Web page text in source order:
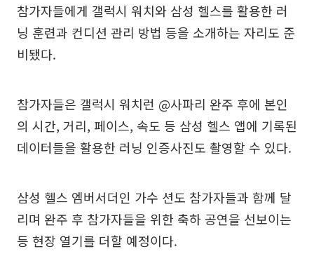
참가자들에게 갤럭시 워치와 삼성 헬스를 활용한 러
닝 훈련과 컨디션 관리 방법 등을 소개하는 자리도 준
비됐다.
참가자들은 갤럭시 워치런 @사파리 완주 후에 본인
의 시간, 거리, 페이스, 속도 등 삼성 헬스 앱에 기록된
데이터들을 활용한 러닝 인증사진도 촬영할 수 있다.
삼성 헬스 엠버서더인 가수 션도 참가자들과 함께 달
리며 완주 후 참가자들을 위한 축하 공연을 선보이는
등 현장 열기를 더할 예정이다.